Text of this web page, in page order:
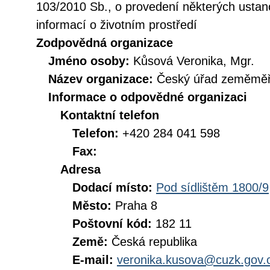
103/2010 Sb., o provedení některých
informací o životním prostředí
Zodpovědná organizace
Jméno osoby: Kůsová Veronika, Mgr.
Název organizace: Český úřad
Informace o odpovědné organizaci
Kontaktní telefon
Telefon: +420 284 041 598
Fax:
Adresa
Dodací místo: Pod sídlištěm 1800/9
Město: Praha 8
Poštovní kód: 182 11
Země: Česká republika
E-mail: